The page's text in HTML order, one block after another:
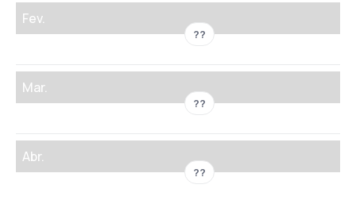
Fev.
??
Mar.
??
Abr.
??